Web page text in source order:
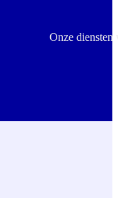
Onze diensten